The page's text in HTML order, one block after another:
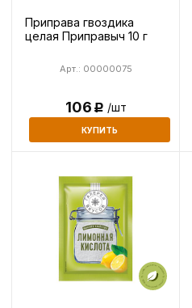
Приправа гвоздика
целая Приправыч 10 г
Арт.: 00000075
106Р /шт
КУПИТЬ